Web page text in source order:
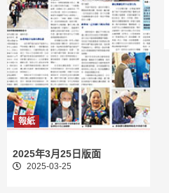
報紙
2025年3月25日版面
2025-03-25